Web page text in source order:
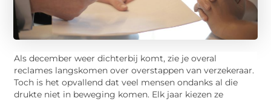
Als december weer dichterbij komt, zie je overal
reclames langskomen over overstappen van verzekeraar.
Toch is het opvallend dat veel mensen ondanks al die
drukte niet in beweging komen. Elk jaar kiezen ze